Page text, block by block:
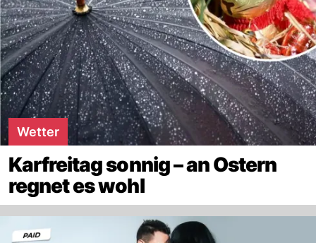
Wetter
Karfreitag sonnig – an Ostern
regnet es wohl